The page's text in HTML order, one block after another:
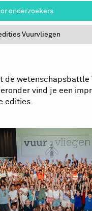
onderzoekers
Vuurvliegen
de wetenschapsbattle
vind je een
edities.